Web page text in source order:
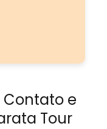
e
Tour